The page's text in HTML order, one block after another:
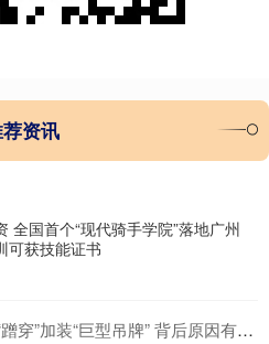
资讯
全国首个“现代骑手学院”落地广州
可获技能证书
加装“巨型吊牌” 背后原因有些无奈